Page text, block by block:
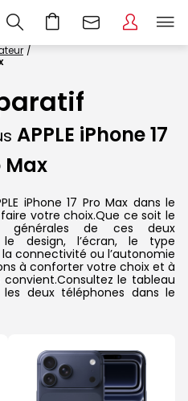
APPLE iPhone 17
Max
iPhone 17 Pro Max dans le
votre choix.Que ce soit le
générales de ces deux
design, l’écran, le type
connectivité ou l’autonomie
à conforter votre choix et à
le tableau
deux téléphones dans le